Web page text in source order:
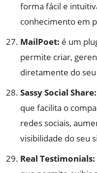
forma fácil e
conhecimento em
MailPoet: é um
permite criar,
diretamente do
Sassy Social Share:
que facilita o
redes sociais,
visibilidade do seu
Real Testimonials: